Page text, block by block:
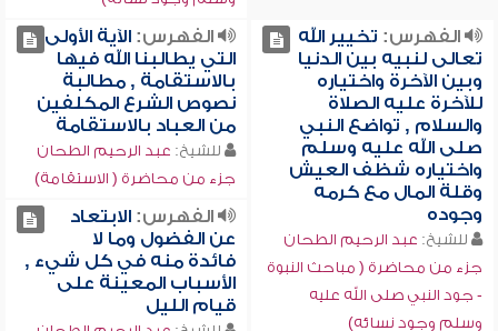
الفهرس: تخيير الله
تعالى لنبيه بين الدنيا
وبين الآخرة واختياره
للآخرة عليه الصلاة
والسلام , تواضع النبي
صلى الله عليه وسلم
واختياره شظف العيش
وقلة المال مع كرمه
وجوده
للشيخ: عبد الرحيم الطحان
جزء من محاضرة ( مباحث النبوة
- جود النبي صلى الله عليه
وسلم وجود نسائه)
الفهرس:الآية الأولى
التي يطالبنا الله فيها
بالاستقامة , مطالبة
نصوص الشرع المكلفين
من العباد بالاستقامة
للشيخ: عبد الرحيم الطحان
جزء من محاضرة ( الاستقامة)
الفهرس:الابتعاد
عن الفضول وما لا
فائدة منه في كل شيء ,
الأسباب المعينة على
قيام الليل